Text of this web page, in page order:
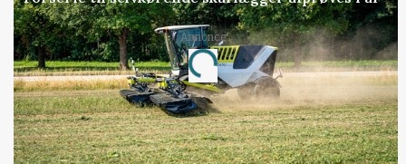
Annonce
Loading...
Jobs